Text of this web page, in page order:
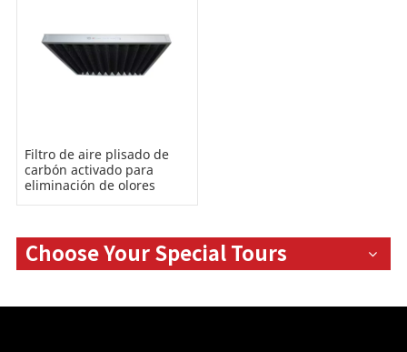
Filtro de aire plisado de
carbón activado para
eliminación de olores
Choose Your Special Tours